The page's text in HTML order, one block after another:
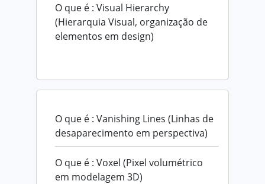
O que é : Visual Hierarchy
(Hierarquia Visual, organização de
elementos em design)
O que é : Vanishing Lines (Linhas de
desaparecimento em perspectiva)
O que é : Voxel (Pixel volumétrico
em modelagem 3D)